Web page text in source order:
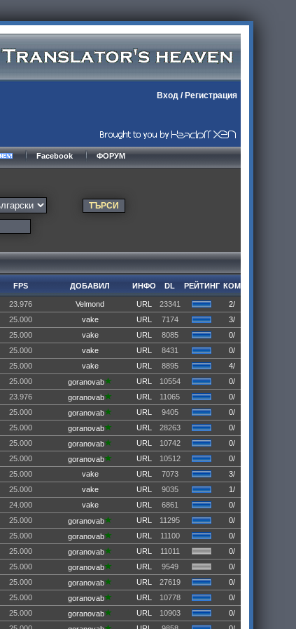
Вход/ Регистрация
Facebook ФОРУМ
FPS ДОБАВИЛ ИНФО DL РЕЙТИНГ КОМ
23.976 Velmond URL 23341
2/
25.000 vake URL 7174
3/
25.000 vake URL 8085
0/
25.000 vake URL 8431
0/
25.000 vake URL 8895
4/
25.000 goranovab URL 10554
0/
23.976 goranovab URL 11065
0/
25.000 goranovab URL 9405
0/
25.000 goranovab URL 28263
0/
25.000 goranovab URL 10742
0/
25.000 goranovab URL 10512
0/
25.000 vake URL 7073
3/
25.000 vake URL 9035
1/
24.000 vake URL 6861
0/
25.000 goranovab URL 11295
0/
25.000 goranovab URL 11100
0/
25.000 goranovab URL 11011
0/
25.000 goranovab URL 9549
0/
25.000 goranovab URL 27619
0/
25.000 goranovab URL 10778
0/
25.000 goranovab URL 10903
0/